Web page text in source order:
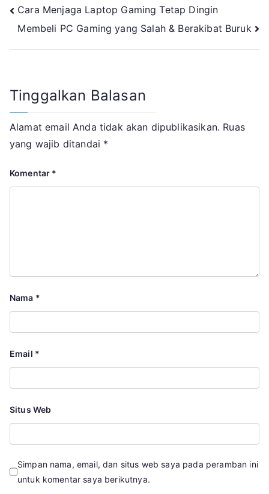
Navigasi
pos
Cara Menjaga Laptop Gaming Tetap Dingin
Membeli PC Gaming yang Salah & Berakibat Buruk
Tinggalkan Balasan
Alamat email Anda tidak akan dipublikasikan. Ruas
yang wajib ditandai *
Komentar *
Nama *
Email *
Situs Web
Simpan nama, email, dan situs web saya pada peramban ini
untuk komentar saya berikutnya.